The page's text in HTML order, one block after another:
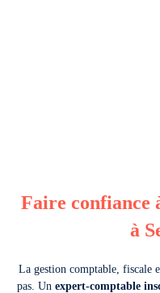
Faire confiance
à
La gestion comptable, fiscale
pas. Un expert-comptable